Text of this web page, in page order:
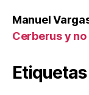
Manuel
Cerberus y
Etiquetas